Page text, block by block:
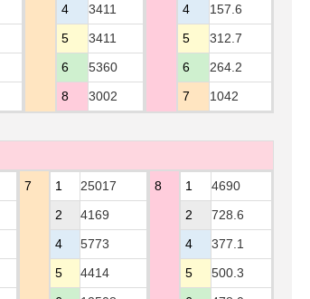
4
3411
5
3411
6
5360
8
3002
4
157.6
5
312.7
6
264.2
7
1042
7 1
25017
2
4169
4
5773
5
4414
8 1
4690
2
728.6
4
377.1
5
500.3